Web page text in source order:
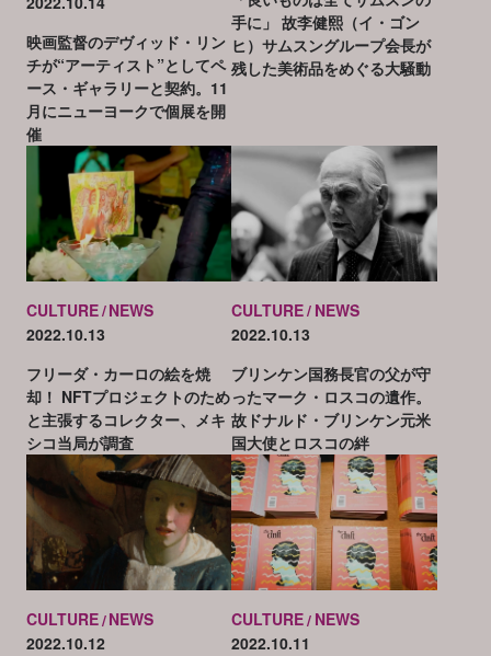
映画監督のデヴィッド・リン
チが“アーティスト”としてペ
ース・ギャラリーと契約。11
月にニューヨークで個展を開
催
手に」 故李健熙（イ・ゴン
ヒ）サムスングループ会長が
残した美術品をめぐる大騒動
CULTURE NEWS
2022.10.13
フリーダ・カーロの絵を焼
却！ NFTプロジェクトのため
と主張するコレクター、メキ
シコ当局が調査
CULTURE NEWS
2022.10.13
ブリンケン国務長官の父が守
ったマーク・ロスコの遺作。
故ドナルド・ブリンケン元米
国大使とロスコの絆
CULTURE NEWS
2022.10.12
CULTURE NEWS
2022.10.11